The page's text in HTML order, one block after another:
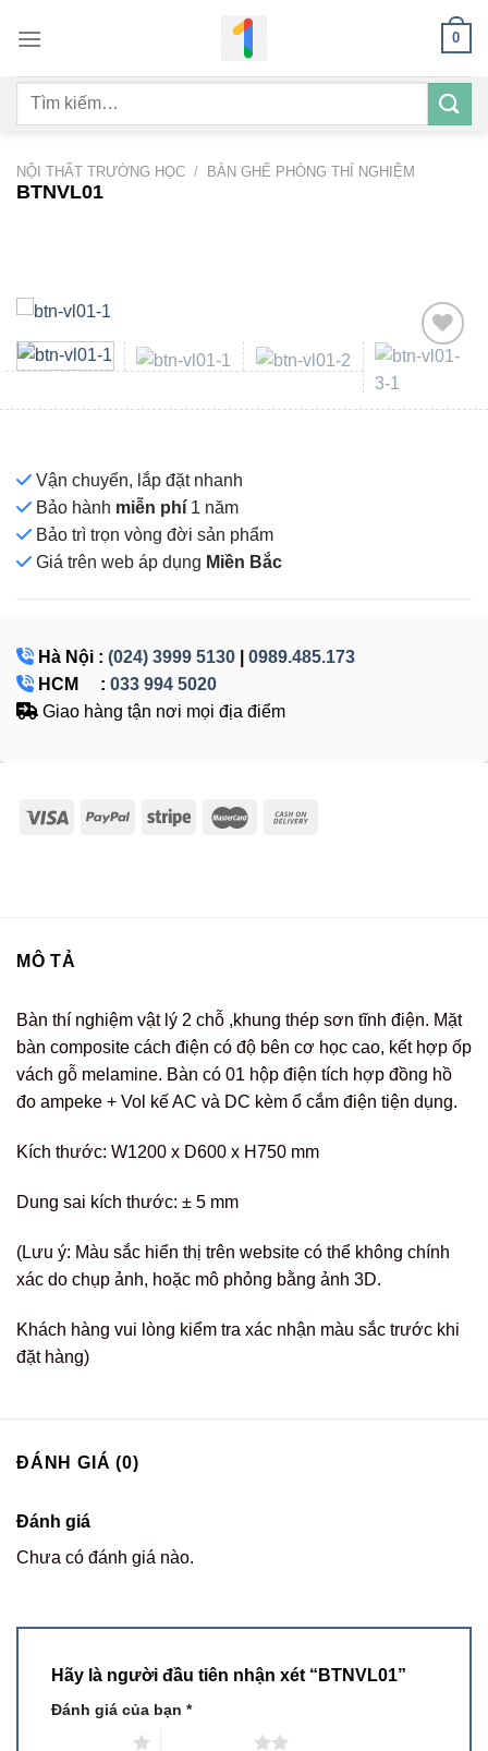
qua
dung
0
Tìm
NỘI THẤT TRƯỜNG HỌC / BÀN GHẾ PHÒNG THÍ NGHIỆM
BTNVL01
Vận chuyển, lắp đặt nhanh
Bảo hành miễn phí 1 năm
Bảo trì trọn vòng đời sản phẩm
Giá trên web áp dụng Miền Bắc
Hà Nội : (024) 3999 5130
0989.485.173
HCM : 033 994 5020
Giao hàng tận nơi mọi địa điểm
MÔ TẢ
Bàn thí nghiệm vật lý 2 chỗ ,khung thép sơn tĩnh điện. Mặt
bàn composite cách điện có độ bên cơ học cao, kết hợp ốp
vách gỗ melamine. Bàn có 01 hộp điện tích hợp đồng hồ
đo ampeke + Vol kế AC và DC kèm ổ cắm điện tiện dụng.
Kích thước: W1200 x D600 x H750 mm
Dung sai kích thước: ± 5 mm
(Lưu ý: Màu sắc hiển thị trên website có thể không chính
xác do chụp ảnh, hoặc mô phỏng bằng ảnh 3D.
Khách hàng vui lòng kiểm tra xác nhận màu sắc trước khi
đặt hàng)
ĐÁNH GIÁ (0)
Đánh giá
Chưa có đánh giá nào.
Hãy là người đầu tiên nhận xét “BTNVL01”
Đánh giá của bạn *